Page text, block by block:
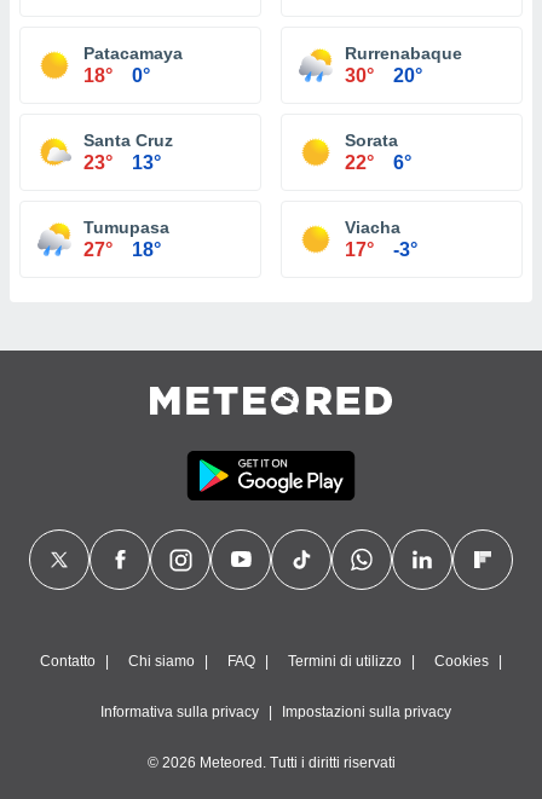
Patacamaya
18° 0°
Rurrenabaque
30° 20°
Santa Cruz
23° 13°
Sorata
22° 6°
Tumupasa
27° 18°
Viacha
17° -3°
Contatto Chi siamo FAQ Termini di utilizzo Cookies
Informativa sulla privacy Impostazioni sulla privacy
© 2026 Meteored. Tutti i diritti riservati